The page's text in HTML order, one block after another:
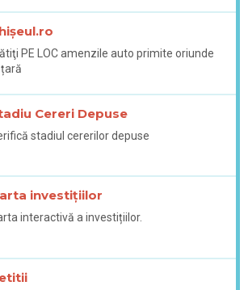
PE LOC amenzile auto primite oriunde
Cereri Depuse
stadiul cererilor depuse
investițiilor
interactivă a investițiilor.